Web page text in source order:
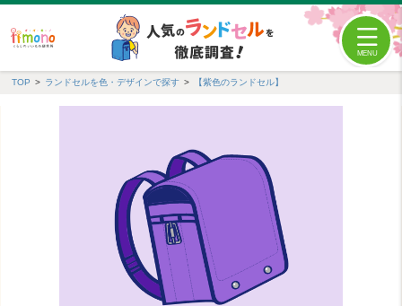
TOP ランドセルを色・デザインで探す 【紫色のランドセル】